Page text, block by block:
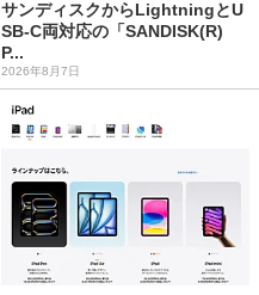
サンディスクからLightningとU
SB-C両対応の「SANDISK(R)
P...
2026年8月7日